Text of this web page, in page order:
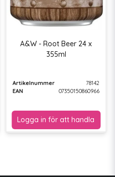
A&W - Root Beer 24 x
355ml
Artikelnummer
78142
EAN
07350150860966